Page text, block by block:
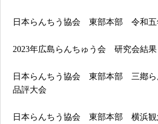
日本らんちう協会 東部本部 令和五
2023年広島らんちゅう会 研究会結果
日本らんちう協会 東部本部 三鄕
品評大会
日本らんちう協会 東部本部 横浜